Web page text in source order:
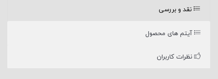
نقد و بررسی
آیتم های محصول
نظرات کاربران